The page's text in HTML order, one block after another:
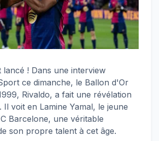
lancé ! Dans une interview
ce dimanche, le Ballon d'Or
Rivaldo, a fait une révélation
voit en Lamine Yamal, le jeune
Barcelone, une véritable
son propre talent à cet âge.